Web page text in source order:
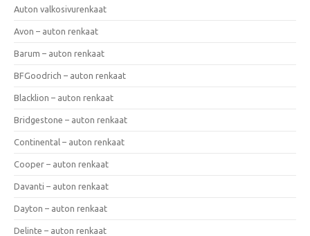
Auton valkosivurenkaat
Avon – auton renkaat
Barum – auton renkaat
BFGoodrich – auton renkaat
Blacklion – auton renkaat
Bridgestone – auton renkaat
Continental – auton renkaat
Cooper – auton renkaat
Davanti – auton renkaat
Dayton – auton renkaat
Delinte – auton renkaat